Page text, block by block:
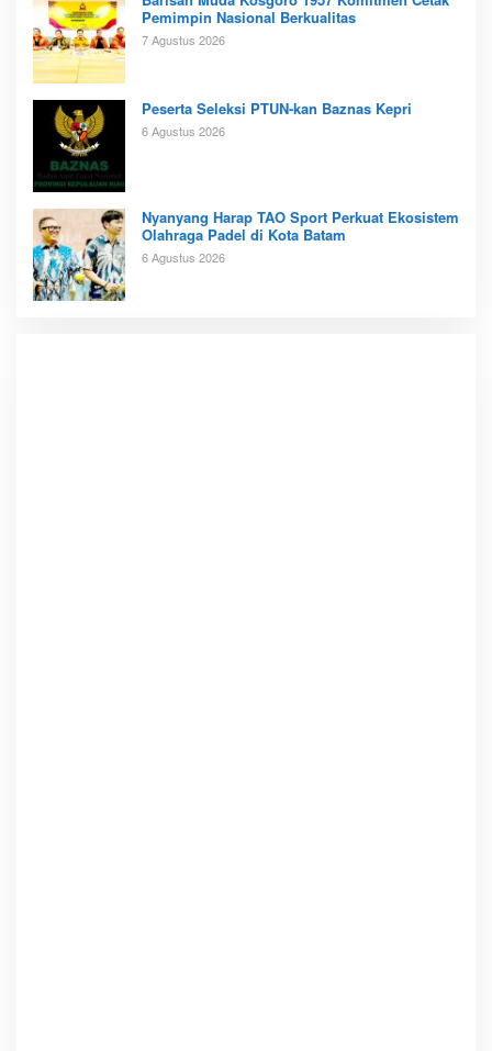
Pemimpin Nasional Berkualitas
7 Agustus 2026
Peserta Seleksi PTUN-kan Baznas Kepri
6 Agustus 2026
Nyanyang Harap TAO Sport Perkuat Ekosistem
Olahraga Padel di Kota Batam
6 Agustus 2026